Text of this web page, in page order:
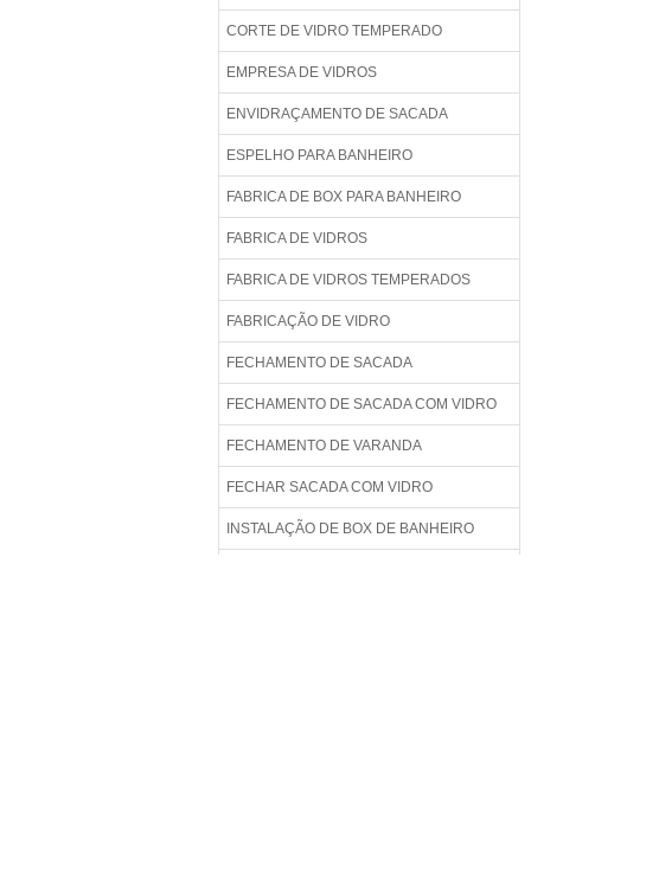
CORTE DE VIDRO TEMPERADO
EMPRESA DE VIDROS
ENVIDRAÇAMENTO DE SACADA
ESPELHO PARA BANHEIRO
FABRICA DE BOX PARA BANHEIRO
FABRICA DE VIDROS
FABRICA DE VIDROS TEMPERADOS
FABRICAÇÃO DE VIDRO
FECHAMENTO DE SACADA
FECHAMENTO DE SACADA COM VIDRO
FECHAMENTO DE VARANDA
FECHAR SACADA COM VIDRO
INSTALAÇÃO DE BOX DE BANHEIRO